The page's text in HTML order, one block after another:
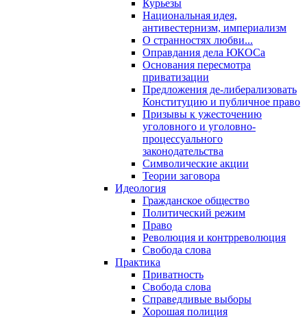
Курьезы
Национальная идея,
антивестернизм, империализм
О странностях любви...
Оправдания дела ЮКОСа
Основания пересмотра
приватизации
Предложения де-либерализовать
Конституцию и публичное право
Призывы к ужесточению
уголовного и уголовно-
процессуального
законодательства
Символические акции
Теории заговора
Идеология
Гражданское общество
Политический режим
Право
Революция и контрреволюция
Свобода слова
Практика
Приватность
Свобода слова
Справедливые выборы
Хорошая полиция